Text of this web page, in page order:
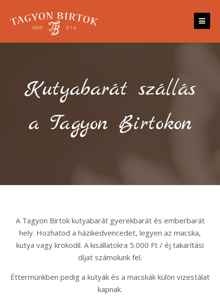
Kutyabarát szállás
a Tagyon Birtokon
A Tagyon Birtok kutyabarát gyerekbarát és emberbarát
hely. Hozhatod a házikedvencedet, legyen az macska,
kutya vagy krokodil. A kisállatokra 5.000 Ft / éj takarítási
díjat számolunk fel.
Éttermünkben pedig a kutyák és a macskák külön vizestálat
kapnak.